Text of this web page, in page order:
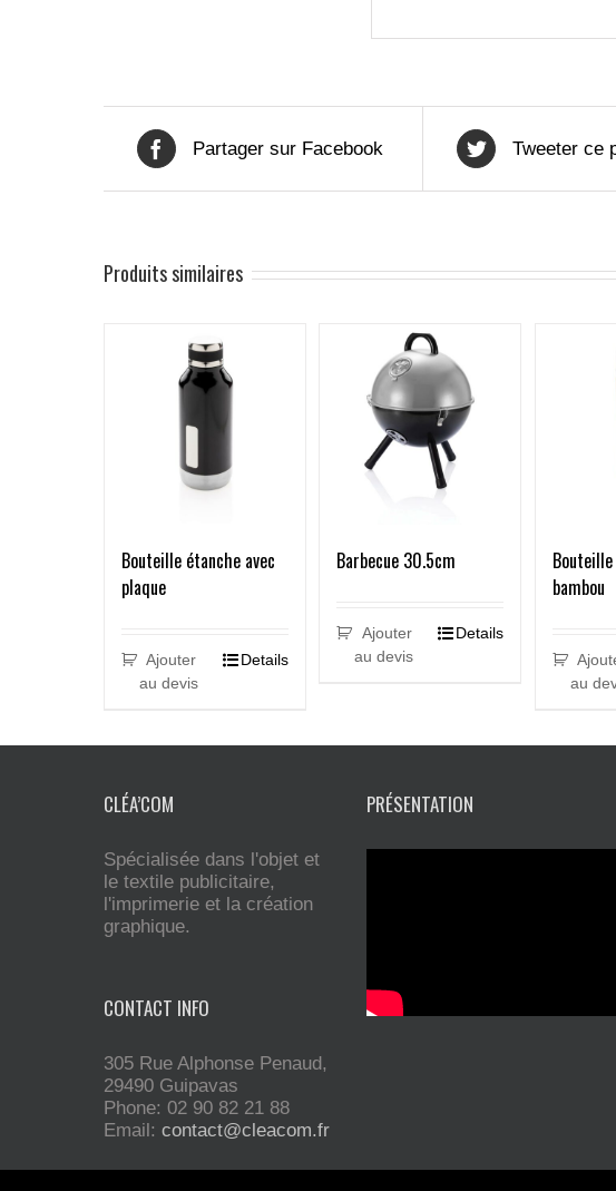
Partager sur Facebook Tweeter ce
Produits similaires
Bouteille étanche avec
plaque
Ajouter
au devis
Details
Barbecue 30.5cm
Ajouter
au devis
Details
bambou
au
CLÉA’COM
Spécialisée dans l'objet et
le textile publicitaire,
l'imprimerie et la création
graphique.
CONTACT INFO
305 Rue Alphonse Penaud,
29490 Guipavas
Phone: 02 90 82 21 88
Email: contact@cleacom.fr
PRÉSENTATION